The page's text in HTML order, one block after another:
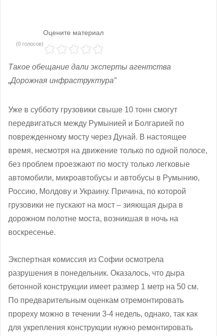
Оцените материал
(0 голосов)
Такое обещание дали эксперты агентства
„Дорожная инфраструктура”
Уже в субботу грузовики свыше 10 тонн смогут
передвигаться между Румынией и Болгарией по
поврежденному мосту через Дунай. В настоящее
время, несмотря на движение только по одной полосе,
без проблем проезжают по мосту только легковые
автомобили, микроавтобусы и автобусы в Румынию,
Россию, Молдову и Украину. Причина, по которой
грузовики не пускают на мост – зияющая дыра в
дорожном полотне моста, возникшая в ночь на
воскресенье.
Экспертная комиссия из Софии осмотрела
разрушения в понедельник. Оказалось, что дыра
бетонной конструкции имеет размер 1 метр на 50 см.
По предварительным оценкам отремонтировать
прореху можно в течении 3-4 недель, однако, так как
для укрепления конструкции нужно ремонтировать